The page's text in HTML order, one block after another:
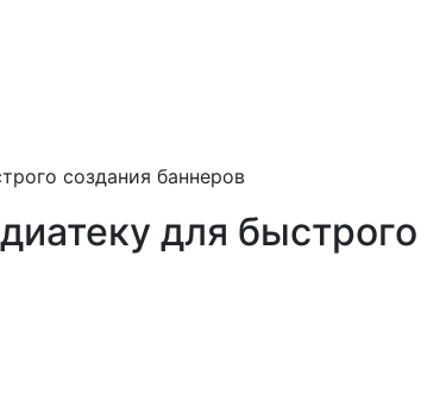
создания баннеров
для быстрого